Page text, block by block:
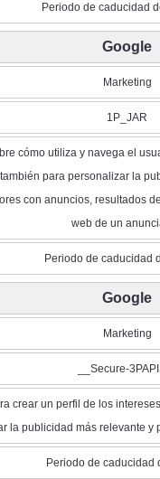
Periodo de caducidad
Google
Marketing
1P_JAR
cómo utiliza y navega el
para personalizar la
con anuncios, resultados
web de un
Periodo de caducidad
Google
Marketing
__Secure-
crear un perfil de los
la publicidad más relevante y
Periodo de caducidad